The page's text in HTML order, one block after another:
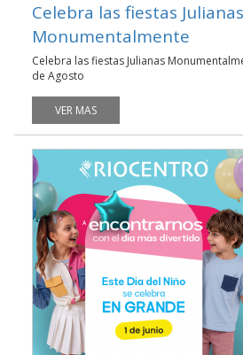
Celebra las fiestas Julianas
Monumentalmente
Celebra las fiestas Julianas
de Agosto
VER MAS